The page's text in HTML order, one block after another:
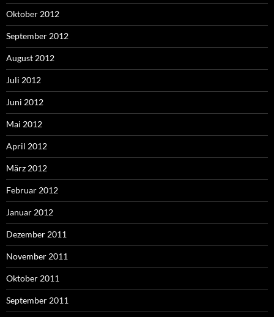
Oktober 2012
September 2012
August 2012
Juli 2012
Juni 2012
Mai 2012
April 2012
März 2012
Februar 2012
Januar 2012
Dezember 2011
November 2011
Oktober 2011
September 2011